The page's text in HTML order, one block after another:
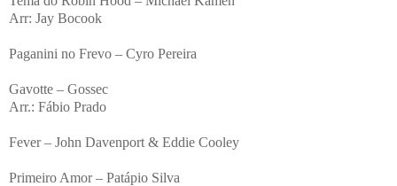
Arr: Jay Bocook
Paganini no Frevo – Cyro Pereira
Gavotte – Gossec
Arr.: Fábio Prado
Fever – John Davenport & Eddie Cooley
Primeiro Amor – Patápio Silva